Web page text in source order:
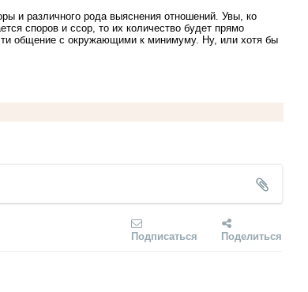
и различного рода выяснения отношений. Увы, ко
споров и ссор, то их количество будет прямо
общение с окружающими к минимуму. Ну, или хотя бы
Подписаться Поделиться